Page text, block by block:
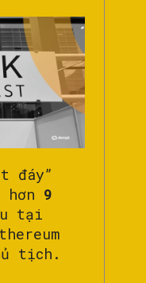
đáy”
hơn 9
tại
tịch.